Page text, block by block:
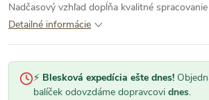
Nadčasový vzhľad dopĺňa kvalitné
Detailné informácie
⚡ Blesková expedícia ešte dnes!
balíček odovzdáme dopravcovi dnes.